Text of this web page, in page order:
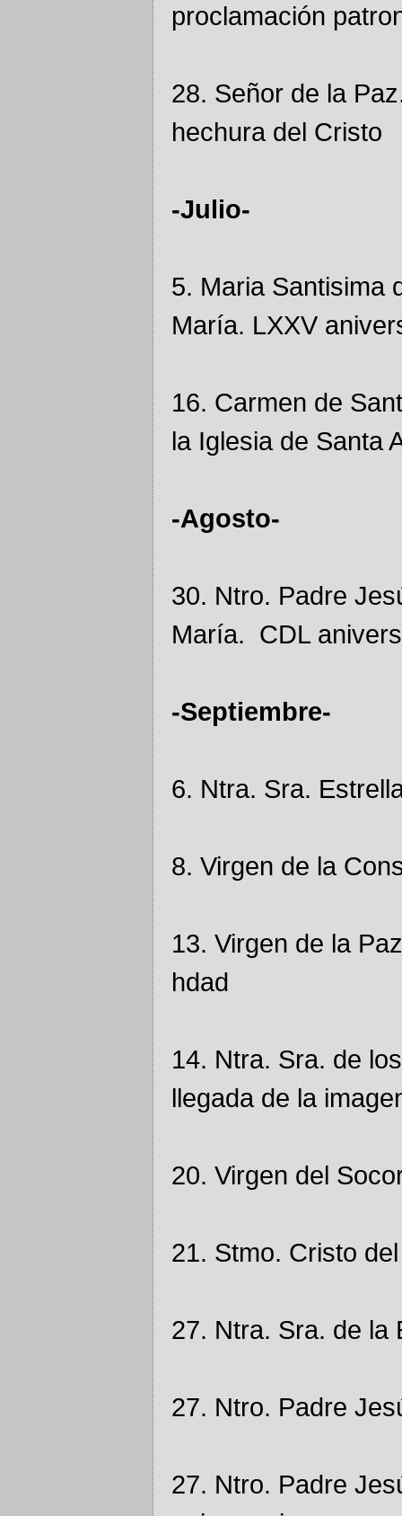
proclamación
28. Señor de la
hechura del Cristo
-Julio-
5. Maria Santisima
María. LXXV
16. Carmen de
la Iglesia de Santa
-Agosto-
30. Ntro. Padre
María. CDL
-Septiembre-
6. Ntra. Sra.
8. Virgen de la
13. Virgen de la
hdad
14. Ntra. Sra. de
llegada de la
20. Virgen del
21. Stmo. Cristo
27. Ntra. Sra. de
27. Ntro. Padre
27. Ntro. Padre